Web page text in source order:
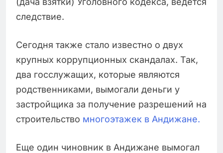
следствие.
Сегодня также стало известно о двух
крупных коррупционных скандалах. Так,
два госслужащих, которые являются
родственниками, вымогали деньги у
застройщика за получение разрешений на
строительство многоэтажек в Андижане.
Еще один чиновник в Андижане вымогал